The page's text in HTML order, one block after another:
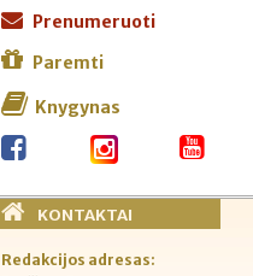
Prenumeruoti
Paremti
Knygynas
KONTAKTAI
Redakcijos adresas: